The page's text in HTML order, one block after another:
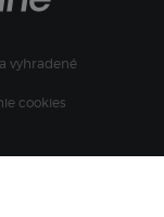
vyhradené
cookies